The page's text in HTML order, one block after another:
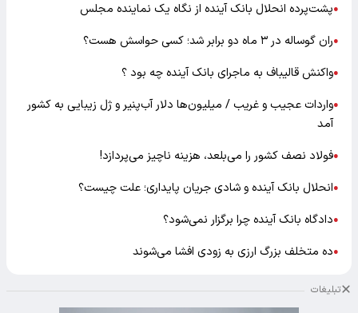
●پشت‌پرده انحلال بانک آینده از نگاه یک نماینده مجلس
●ران گوساله در ۳ ماه دو برابر شد؛ کسی حواسش هست؟
●واکنش قالیباف به ماجرای بانک آینده چه بود ؟
●واردات عجیب و غریب / میلیون‌ها دلار آب‌پنیر و ژل زیبایی به کشور
آمد
●فولاد نصف کشور را می‌بلعد، هزینه ناچیز می‌پردازد!
●انحلال بانک آینده و شادی جریان پایداری؛ علت چیست؟
●دادگاه بانک آینده چرا برگزار نمی‌شود؟
●ده متخلف بزرگ ارزی به زودی افشا می‌شوند
تبلیغات